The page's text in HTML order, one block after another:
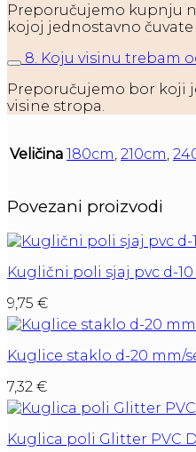
Preporučujemo kupnju
kojoj jednostavno
8. Koju visinu trebam
Preporučujemo bor koji
visine stropa.
Veličina 180cm, 210cm,
Povezani proizvodi
Kuglični poli sjaj pvc d-
9,75 €
Kuglice staklo d-20 mm/
7,32 €
Kuglica poli Glitter PVC